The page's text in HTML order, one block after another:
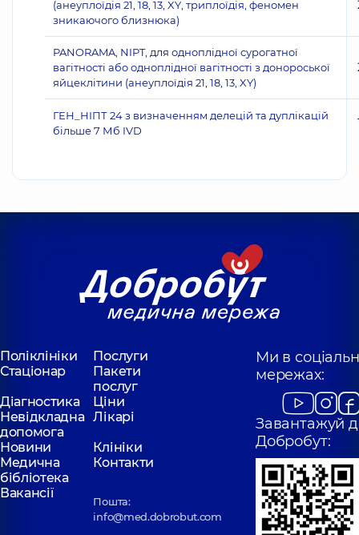
(анеуплоїдія 21, 18, 13, XY, триплоїдія, феномен
зникаючого близнюка)
PANORAMA, NIPT, для одноплідної сурогатної
вагітності або одноплідної вагітності з донороської
яйцеклітини (анеуплоїдія 21, 18, 13, XY)
ГЕН_НІПТ 24 з визначенням делецій та дуплікацій
більше 7 Мб IVD
Поліклініки
Послуги
Стаціонар
Пакети
послуг
Діагностика
Ціни
Невідкладна
допомога
Лікарі
Новини
Клініки
Медична
бібліотека
Контакти
Вакансії
Пошта:
info@med.dobrobut.com
Ми в
мережах:
Завантажуй
Добробут: